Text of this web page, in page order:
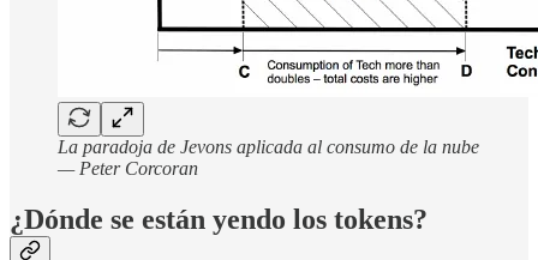
La paradoja de Jevons aplicada al consumo de la nube
— Peter Corcoran
¿Dónde se están yendo los tokens?